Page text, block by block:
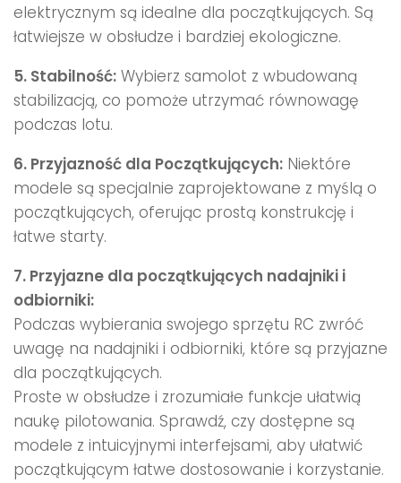
elektrycznym są idealne dla początkujących. Są
łatwiejsze w obsłudze i bardziej ekologiczne.
5. Stabilność: Wybierz samolot z wbudowaną
stabilizacją, co pomoże utrzymać równowagę
podczas lotu.
6. Przyjazność dla Początkujących: Niektóre
modele są specjalnie zaprojektowane z myślą o
początkujących, oferując prostą konstrukcję i
łatwe starty.
7. Przyjazne dla początkujących nadajniki i
odbiorniki:
Podczas wybierania swojego sprzętu RC zwróć
uwagę na nadajniki i odbiorniki, które są przyjazne
dla początkujących.
Proste w obsłudze i zrozumiałe funkcje ułatwią
naukę pilotowania. Sprawdź, czy dostępne są
modele z intuicyjnymi interfejsami, aby ułatwić
początkującym łatwe dostosowanie i korzystanie.